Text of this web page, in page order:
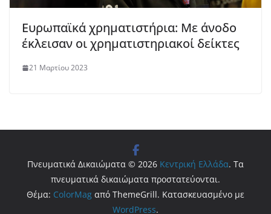
Ευρωπαϊκά χρηματιστήρια: Με άνοδο
έκλεισαν οι χρηματιστηριακοί δείκτες
21 Μαρτίου 2023
Πνευματικά Δικαιώματα © 2026 Κεντρική Ελλάδα. Τα
πνευματικά δικαιώματα προστατεύονται.
Θέμα: ColorMag από ThemeGrill. Κατασκευασμένο με
WordPress.